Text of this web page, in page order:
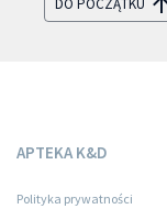
DO POCZĄTKU
APTEKA K&D
Polityka prywatności